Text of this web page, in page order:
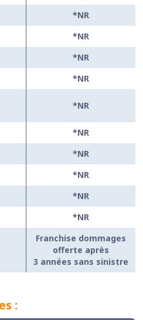
*NR
*NR
*NR
*NR
*NR
*NR
*NR
*NR
*NR
*NR
Franchise dommages
offerte après
3 années sans sinistre
: